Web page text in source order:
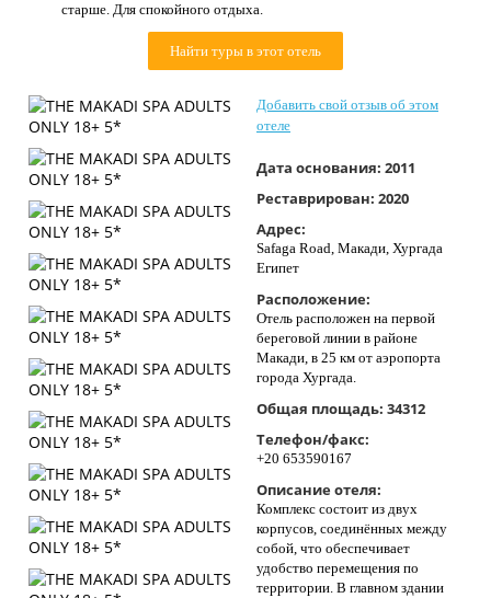
старше. Для спокойного отдыха.
Найти туры в этот отель
Добавить свой отзыв об этом
отеле
Дата основания: 2011
Реставрирован: 2020
Адрес:
Safaga Road, Макади, Хургада
Египет
Расположение:
Отель расположен на первой
береговой линии в районе
Макади, в 25 км от аэропорта
города Хургада.
Общая площадь: 34312
Телефон/факс:
+20 653590167
Описание отеля:
Комплекс состоит из двух
корпусов, соединённых между
собой, что обеспечивает
удобство перемещения по
территории. В главном здании